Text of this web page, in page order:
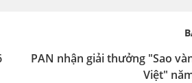
PAN nhận giải thưởng "Sao
Việt"